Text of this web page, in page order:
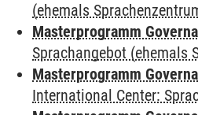
(ehemals
Masterprogramm
Sprachangebot (ehemals
Masterprogramm
International Center: